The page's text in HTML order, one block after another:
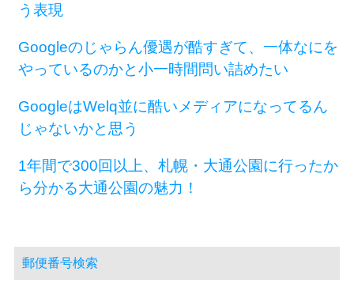
う表現
Googleのじゃらん優遇が酷すぎて、一体なにを
やっているのかと小一時間問い詰めたい
GoogleはWelq並に酷いメディアになってるん
じゃないかと思う
1年間で300回以上、札幌・大通公園に行ったか
ら分かる大通公園の魅力！
郵便番号検索